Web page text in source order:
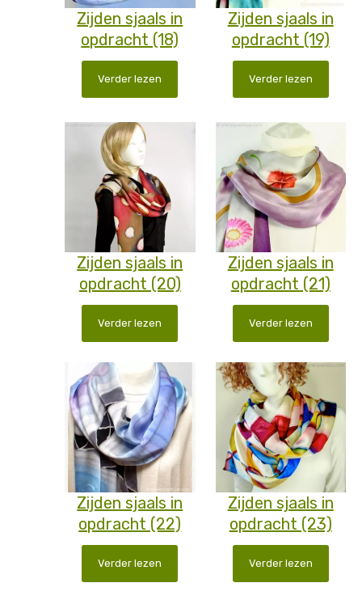
Zijden sjaals in
opdracht (18)
Verder lezen
Zijden sjaals in
opdracht (19)
Verder lezen
Zijden sjaals in
opdracht (20)
Verder lezen
Zijden sjaals in
opdracht (21)
Verder lezen
Zijden sjaals in
opdracht (22)
Verder lezen
Zijden sjaals in
opdracht (23)
Verder lezen